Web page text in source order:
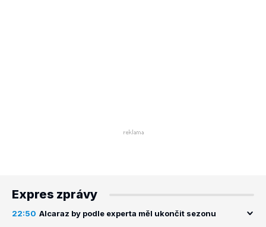
Expres zprávy
22:50 Alcaraz by podle experta měl ukončit sezonu